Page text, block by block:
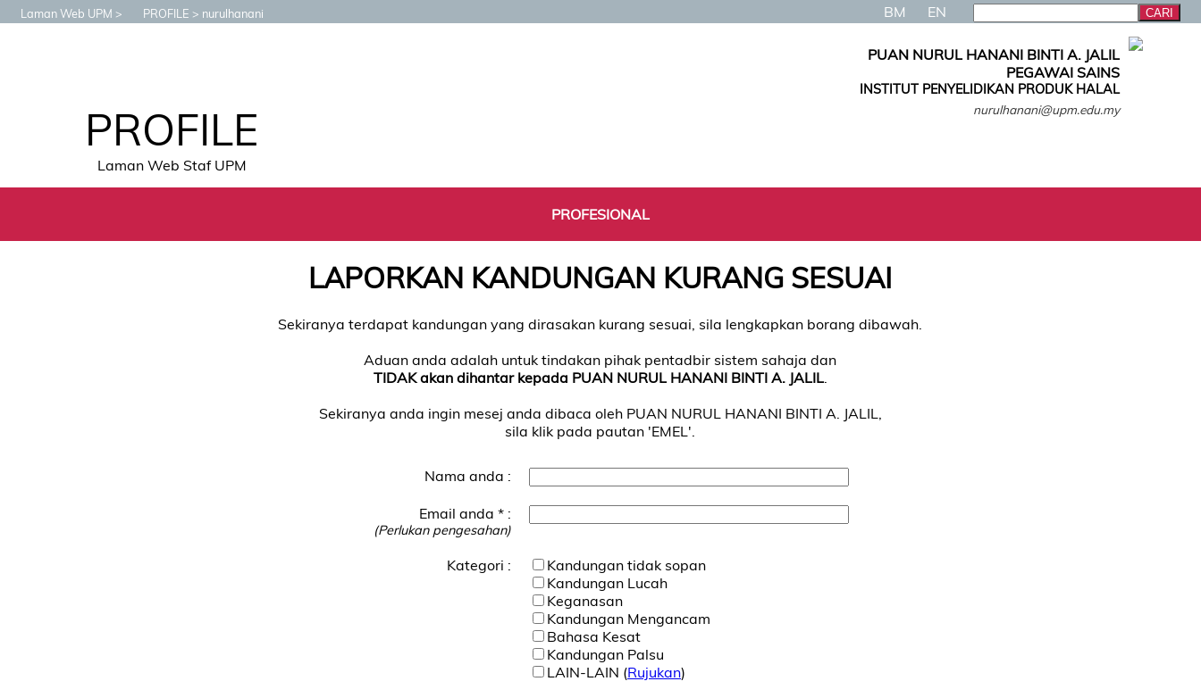
Laman Web UPM PROFILE nurulhanani BM EN
PROFILE
Laman Web Staf UPM
PUAN NURUL HANANI BINTI A. JALIL
PEGAWAI SAINS
INSTITUT PENYELIDIKAN PRODUK HALAL
nurulhanani@upm.edu.my
PROFESIONAL
LAPORKAN KANDUNGAN KURANG SESUAI
Sekiranya terdapat kandungan yang dirasakan kurang sesuai, sila lengkapkan borang dibawah.
Aduan anda adalah untuk tindakan pihak pentadbir sistem sahaja dan
TIDAK akan dihantar kepada PUAN NURUL HANANI BINTI A. JALIL.
Sekiranya anda ingin mesej anda dibaca oleh PUAN NURUL HANANI BINTI A. JALIL,
sila klik pada pautan 'EMEL'.
Nama anda :
Email anda * :
(Perlukan pengesahan)
Kategori :
Kandungan tidak sopan
Kandungan Lucah
Keganasan
Kandungan Mengancam
Bahasa Kesat
Kandungan Palsu
LAIN-LAIN (Rujukan)